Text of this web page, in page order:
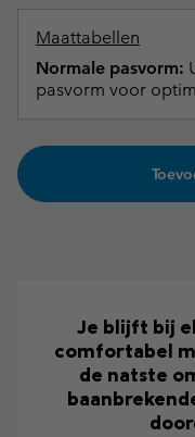
Maattabellen
Normale pasvorm:
pasvorm voor
Je blijft bij
comfortabel
de natste